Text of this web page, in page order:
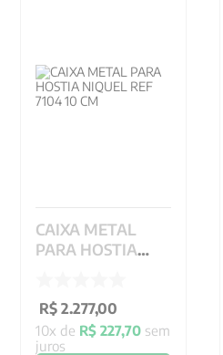
CAIXA METAL
PARA HOSTIA
R$ 2.277,00
10x de R$ 227,70 sem
juros